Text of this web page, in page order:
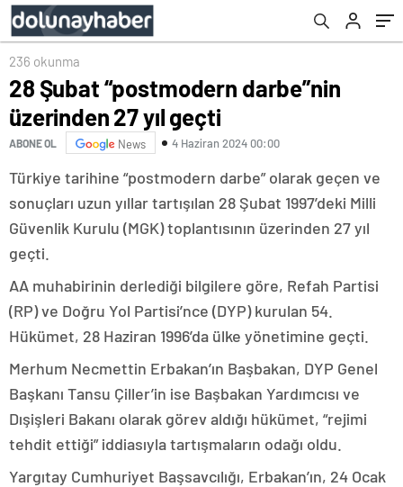
236 okunma
28 Şubat “postmodern darbe”nin
üzerinden 27 yıl geçti
ABONE OL News 4 Haziran 2024 00:00
Türkiye tarihine “postmodern darbe” olarak geçen ve
sonuçları uzun yıllar tartışılan 28 Şubat 1997’deki Milli
Güvenlik Kurulu (MGK) toplantısının üzerinden 27 yıl
geçti.
AA muhabirinin derlediği bilgilere göre, Refah Partisi
(RP) ve Doğru Yol Partisi’nce (DYP) kurulan 54.
Hükümet, 28 Haziran 1996’da ülke yönetimine geçti.
Merhum Necmettin Erbakan’ın Başbakan, DYP Genel
Başkanı Tansu Çiller’in ise Başbakan Yardımcısı ve
Dışişleri Bakanı olarak görev aldığı hükümet, “rejimi
tehdit ettiği” iddiasıyla tartışmaların odağı oldu.
Yargıtay Cumhuriyet Başsavcılığı, Erbakan’ın, 24 Ocak